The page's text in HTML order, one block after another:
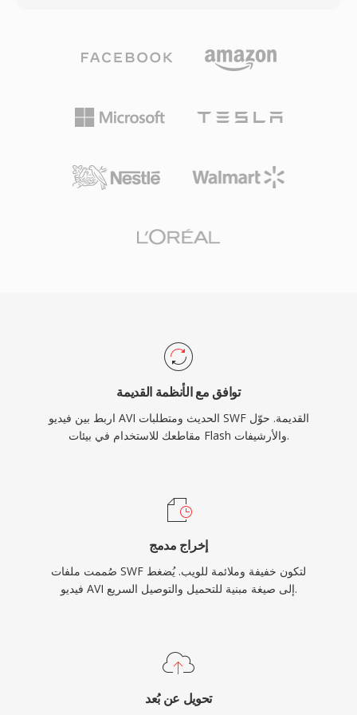
بتجاوز الحد الأصلي. رغم مرور عقود على إنشائها،
من قبل مشغلات الوسائط وأدوات التحرير عبر جميع
حتى أوائل العقد الثاني من الألفية، شغّلت SWF
المتحركة وإعلانات البانر والألعاب العرضية والتطبيقات
التعليمية والتجارب التفاعلية المتعددة الوسائط. أتاح
ورسوميات قابلة للتطوير بأحجام ملفات صغيرة بشكل
العرض التدريجي، مما يسمح للمحتوى بالبدء في
تطورت الصيغة لدعم تشغيل الفيديو والوصول إلى
الكاميرا والميكروفون والتسريع ثلاثي الأبعاد واتصالات
المقابس للتطبيقات الفورية. أنهت Adobe دعم Flash
Player في ديسمبر 2020، لكن ملفات SWF تظل ذات
أهمية تاريخية وتُحفظ من خلال مشاريع مفتوحة
توافق مع الأنظمة القديمة
اربط بين فيديو AVI الحديث ومتطلبات SWF القديمة. حوّل
مقاطعك للاستخدام في بيئات Flash والأرشيفات.
إخراج مدمج
صُممت ملفات SWF لتكون خفيفة وملائمة للويب. يُضغط
فيديو AVI إلى صيغة مبنية للتحميل والتوصيل السريع.
تحويل عن بُعد